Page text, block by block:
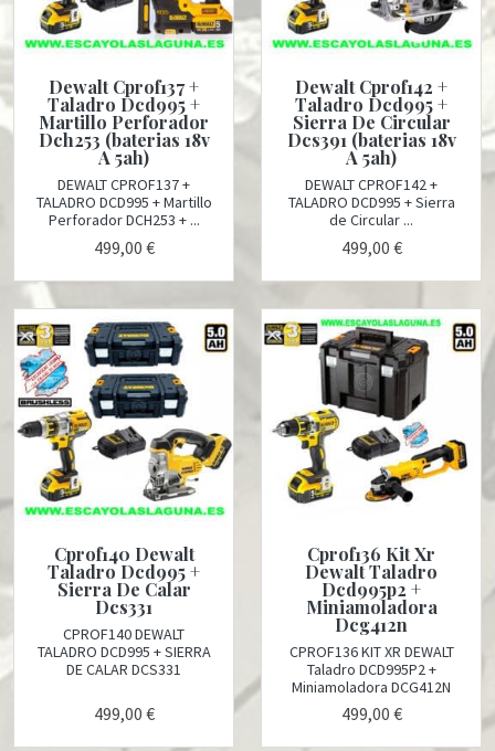
Dewalt Cprof137 +
Taladro Dcd995 +
Martillo Perforador
Dch253 (baterias 18v
A 5ah)
DEWALT CPROF137 +
TALADRO DCD995 + Martillo
Perforador DCH253 + ...
499,00 €
Dewalt Cprof142 +
Taladro Dcd995 +
Sierra De Circular
Dcs391 (baterias 18v
A 5ah)
DEWALT CPROF142 +
TALADRO DCD995 + Sierra
de Circular ...
499,00 €
Cprof140 Dewalt
Taladro Dcd995 +
Sierra De Calar
Dcs331
CPROF140 DEWALT
TALADRO DCD995 + SIERRA
DE CALAR DCS331
499,00 €
Cprof136 Kit Xr
Dewalt Taladro
Dcd995p2 +
Miniamoladora
Dcg412n
CPROF136 KIT XR DEWALT
Taladro DCD995P2 +
Miniamoladora DCG412N
499,00 €